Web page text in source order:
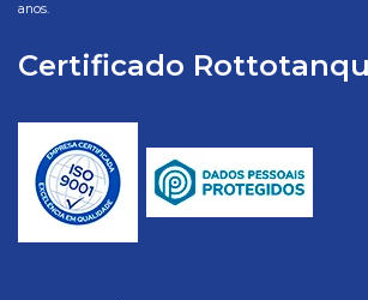
anos.
Certificado